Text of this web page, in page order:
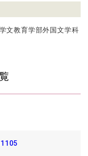
文教育学部外国文学科